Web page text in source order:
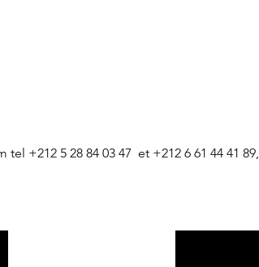
tel +212 5 28 84 03 47 et +212 6 61 44 41 89,